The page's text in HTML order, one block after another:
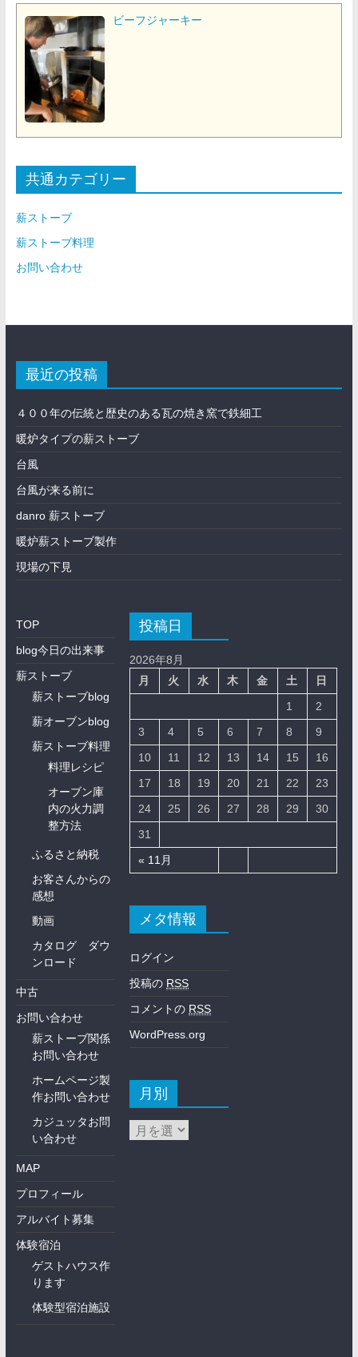
ビーフジャーキー
共通カテゴリー
薪ストーブ
薪ストーブ料理
お問い合わせ
最近の投稿
４００年の伝統と歴史のある瓦の焼き窯で鉄細工
暖炉タイプの薪ストーブ
台風
台風が来る前に
danro 薪ストーブ
暖炉薪ストーブ製作
現場の下見
TOP
blog今日の出来事
薪ストーブ
薪ストーブblog
薪オーブンblog
薪ストーブ料理
料理レシピ
オーブン庫
内の火力調
整方法
ふるさと納税
お客さんからの
感想
動画
カタログ ダウ
ンロード
中古
お問い合わせ
薪ストーブ関係
お問い合わせ
ホームページ製
作お問い合わせ
カジュッタお問
い合わせ
MAP
プロフィール
アルバイト募集
体験宿泊
ゲストハウス作
ります
体験型宿泊施設
投稿日
2026年8月
月
火 水 木 金 土 日
« 11月
1
2
3
4 5 6 7 8
9
10
11 12 13 14 15
16
17
18 19 20 21 22
23
24
25 26 27 28 29
30
31
メタ情報
ログイン
投稿の RSS
コメントの RSS
WordPress.org
月別